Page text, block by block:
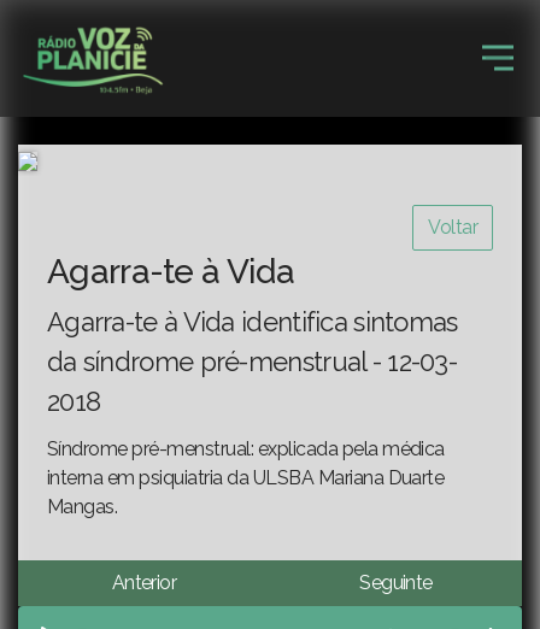
Voltar
Agarra-te à Vida
Agarra-te à Vida identifica sintomas
da síndrome pré-menstrual - 12-03-
2018
Síndrome pré-menstrual: explicada pela médica
interna em psiquiatria da ULSBA Mariana Duarte
Mangas.
Anterior Seguinte